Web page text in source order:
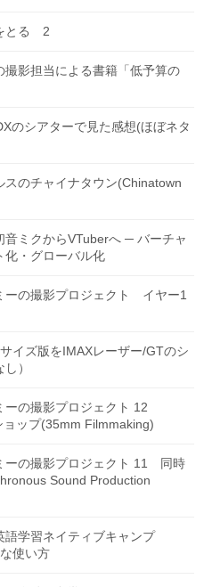
とる 2
影担当による書籍「低予算の
のシアターで見た感想(ほぼネタ
のチャイナタウン(Chinatown
音ミクからVTuberへ ─ バーチャ
化・グローバル化
ーの撮影プロジェクト イヤー1
イズ版をIMAXレーザー/GTのシ
）
ーの撮影プロジェクト 12
ップ(35mm Filmmaking)
ーの撮影プロジェクト 11 同時
Sound Production
語学習ネイティブキャンプ
使い方